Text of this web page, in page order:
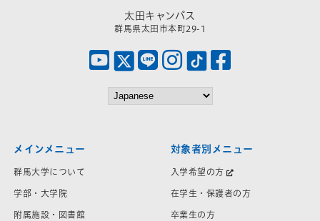
太田キャンパス
群馬県太田市本町29-1
メインメニュー
群馬大学について
学部・大学院
附属施設・図書館
対象者別メニュー
入学希望の方
在学生・保護者の方
卒業生の方